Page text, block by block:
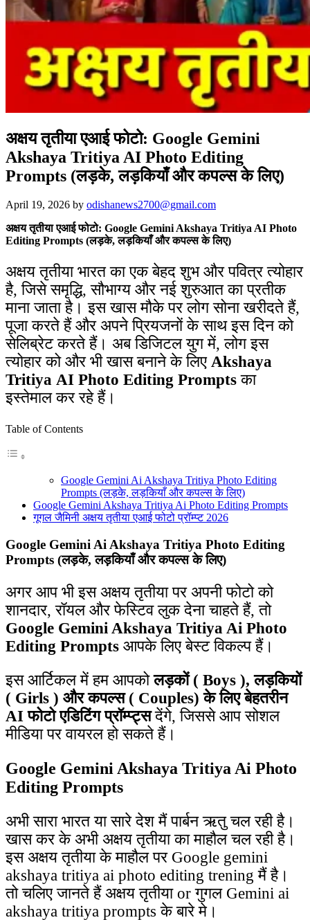
अक्षय तृतीया एआई फोटो: Google Gemini
Akshaya Tritiya AI Photo Editing
Prompts (लड़के, लड़कियाँ और कपल्स के लिए)
April 19, 2026 by odishanews2700@gmail.com
अक्षय तृतीया एआई फोटो: Google Gemini Akshaya Tritiya AI Photo
Editing Prompts (लड़के, लड़कियाँ और कपल्स के लिए)
अक्षय तृतीया भारत का एक बेहद शुभ और पवित्र त्योहार
है, जिसे समृद्धि, सौभाग्य और नई शुरुआत का प्रतीक
माना जाता है। इस खास मौके पर लोग सोना खरीदते हैं,
पूजा करते हैं और अपने प्रियजनों के साथ इस दिन को
सेलिब्रेट करते हैं। अब डिजिटल युग में, लोग इस
त्योहार को और भी खास बनाने के लिए Akshaya
Tritiya AI Photo Editing Prompts का
इस्तेमाल कर रहे हैं।
Table of Contents
Google Gemini Ai Akshaya Tritiya Photo Editing
Prompts (लड़के, लड़कियाँ और कपल्स के लिए)
Google Gemini Akshaya Tritiya Ai Photo Editing Prompts
गूगल जैमिनी अक्षय तृतीया एआई फोटो प्रॉम्प्ट 2026
Google Gemini Ai Akshaya Tritiya Photo Editing
Prompts (लड़के, लड़कियाँ और कपल्स के लिए)
अगर आप भी इस अक्षय तृतीया पर अपनी फोटो को
शानदार, रॉयल और फेस्टिव लुक देना चाहते हैं, तो
Google Gemini Akshaya Tritiya Ai Photo
Editing Prompts आपके लिए बेस्ट विकल्प हैं।
इस आर्टिकल में हम आपकोलड़कों ( Boys ), लड़कियों
( Girls ) और कपल्स ( Couples) के लिए बेहतरीन
AI फोटो एडिटिंग प्रॉम्प्ट्सदेंगे, जिससे आप सोशल
मीडिया पर वायरल हो सकते हैं।
Google Gemini Akshaya Tritiya Ai Photo
Editing Prompts
अभी सारा भारत या सारे देश मैं पार्बन ऋतु चल रही है।
खास कर के अभी अक्षय तृतीया का माहौल चल रही है।
इस अक्षय तृतीया के माहौल पर Google gemini
akshaya tritiya ai photo editing trening मैं है।
तो चलिए जानते हैं अक्षय तृतीया or गुगल Gemini ai
akshaya tritiya prompts के बारे मे।